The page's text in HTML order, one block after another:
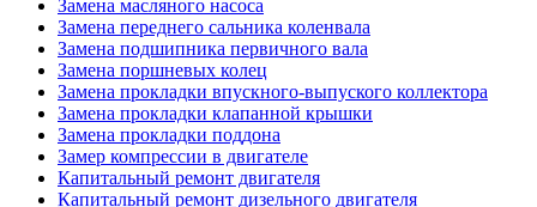
Замена масляного насоса
Замена переднего сальника коленвала
Замена подшипника первичного вала
Замена поршневых колец
Замена прокладки впускного-выпуского коллектора
Замена прокладки клапанной крышки
Замена прокладки поддона
Замер компрессии в двигателе
Капитальный ремонт двигателя
Капитальный ремонт дизельного двигателя